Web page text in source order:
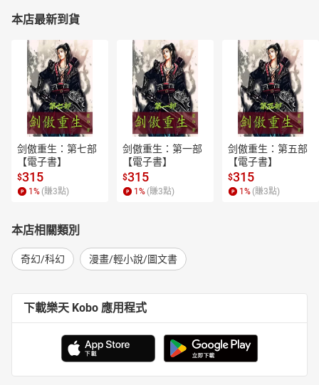
本店最新到貨
剑傲重生：第七部
【電子書】
$315
1 % (賺3點)
剑傲重生：第一部
【電子書】
$315
1 % (賺3點)
剑傲重生：第五部
【電子書】
$315
1 % (賺3點)
本店相關類別
奇幻/科幻 漫畫/輕小說/圖文書
下載樂天 Kobo 應用程式